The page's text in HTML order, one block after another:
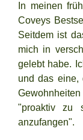
In meinen
Coveys
Seitdem ist
mich in
gelebt habe.
und das eine,
"proaktiv zu
anzufangen".